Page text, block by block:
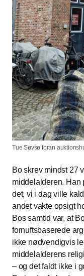
Tue Søvsø foran
Bo skrev mindst 27
middelalderen. Han
det, vi i dag ville
andet vakte opsigt
Bos samtid var, at
fornuftsbaserede
ikke nødvendigvis
middelalderens
– og det faldt ikke i